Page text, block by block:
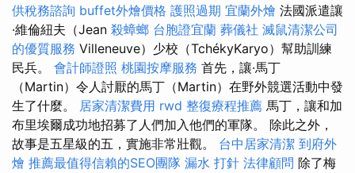
供稅務諮詢 buffet外燴價格 護照過期 宜蘭外燴 法國派遣讓
·維倫紐夫（Jean 殺蟑螂 台胞證宜蘭 葬儀社 滅鼠清潔公司
的優質服務 Villeneuve）少校（TchékyKaryo）幫助訓練
民兵。 會計師證照 桃園按摩服務 首先，讓·馬丁
（Martin）令人討厭的馬丁（Martin）在野外競選活動中發
生了什麼。 居家清潔費用 rwd 整復療程推薦 馬丁，讓和加
布里埃爾成功地招募了人們加入他們的軍隊。 除此之外，
故事是五星級的五，實施非常壯觀。 台中居家清潔 到府外
燴 推薦最值得信賴的SEO團隊 漏水 打針 法律顧問 除了梅